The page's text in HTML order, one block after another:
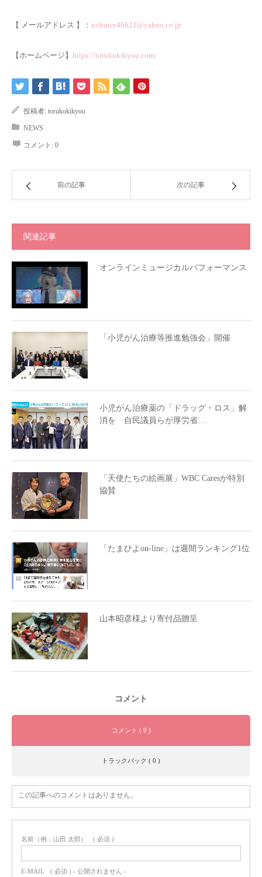
【 メールアドレス 】： nobutin46621@yahoo.co.jp
【ホームページ】 https://torukokikyou.com/
投稿者: torukokikyou
NEWS
コメント: 0
前の記事 次の記事
関連記事
オンラインミュージカルパフォーマンス
「小児がん治療等推進勉強会」開催
小児がん治療薬の「ドラッグ・ロス」解
消を 自民議員らが厚労省…
「天使たちの絵画展」WBC Caresが特別
協賛
「たまひよon-line」は週間ランキング1位
山本昭彦様より寄付品贈呈
コメント
コメント ( 0 )
トラックバック ( 0 )
この記事へのコメントはありません。
名前（例：山田 太郎） ( 必須 )
E-MAIL ( 必須 ) - 公開されません -